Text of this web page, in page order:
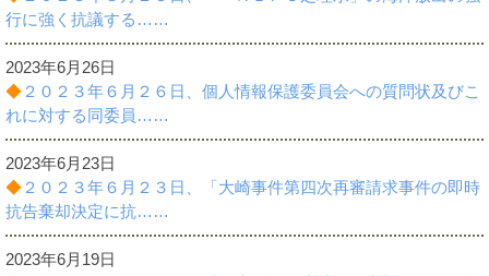
行に強く抗議する……
2023年6月26日
◆２０２３年６月２６日、個人情報保護委員会への質問状及びこ
れに対する同委員……
2023年6月23日
◆２０２３年６月２３日、「大崎事件第四次再審請求事件の即時
抗告棄却決定に抗……
2023年6月19日